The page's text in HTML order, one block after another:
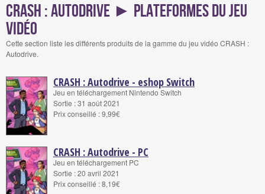
CRASH : Autodrive ► Plateformes du jeu
vidéo
Cette section liste les différents produits de la gamme du jeu vidéo CRASH :
Autodrive.
CRASH : Autodrive - eshop Switch
Jeu en téléchargement Nintendo Switch
Sortie : 31 août 2021
Prix conseillé : 9,99€
CRASH : Autodrive - PC
Jeu en téléchargement PC
Sortie : 20 avril 2021
Prix conseillé : 8,19€